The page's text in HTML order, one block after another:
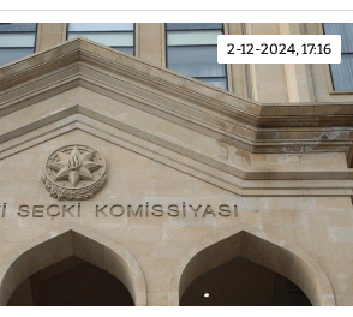
2-12-2024, 17:16